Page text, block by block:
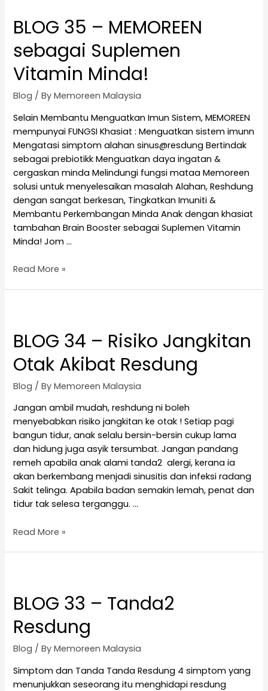
BLOG 35 – MEMOREEN
sebagai Suplemen
Vitamin Minda!
Blog / ByMemoreen Malaysia
Selain Membantu Menguatkan Imun Sistem, MEMOREEN
mempunyai FUNGSI Khasiat : Menguatkan sistem imunn
Mengatasi simptom alahan sinus@resdung Bertindak
sebagai prebiotikk Menguatkan daya ingatan &
cergaskan minda Melindungi fungsi mataa Memoreen
solusi untuk menyelesaikan masalah Alahan, Reshdung
dengan sangat berkesan, Tingkatkan Imuniti &
Membantu Perkembangan Minda Anak dengan khasiat
tambahan Brain Booster sebagai Suplemen Vitamin
Minda! Jom …
Read More »
BLOG 34 – Risiko Jangkitan
Otak Akibat Resdung
Blog / ByMemoreen Malaysia
Jangan ambil mudah, reshdung ni boleh
menyebabkan risiko jangkitan ke otak ! Setiap pagi
bangun tidur, anak selalu bersin-bersin cukup lama
dan hidung juga asyik tersumbat. Jangan pandang
remeh apabila anak alami tanda2 alergi, kerana ia
akan berkembang menjadi sinusitis dan infeksi radang
Sakit telinga. Apabila badan semakin lemah, penat dan
tidur tak selesa terganggu. …
Read More »
BLOG 33 – Tanda2
Resdung
Blog / ByMemoreen Malaysia
Simptom dan Tanda Tanda Resdung 4 simptom yang
menunjukkan seseorang itu menghidapi resdung